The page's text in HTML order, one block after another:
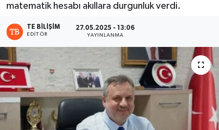
matematik hesabı akıllara durgunluk verdi.
TE BILIŞIM
EDITÖR
27.05.2025 - 13:06
YAYINLANMA
Haber Arşivi